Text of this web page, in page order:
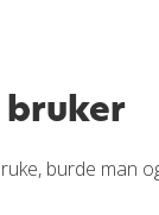
burde man